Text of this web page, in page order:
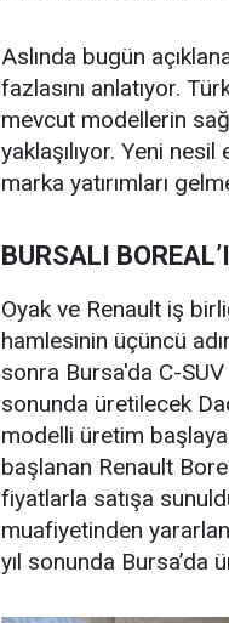
Aslında bugün
fazlasını anlatıyor.
mevcut modellerin
yaklaşılıyor. Yeni
marka yatırımları
BURSALI
Oyak ve Renault iş
hamlesinin üçüncü
sonra Bursa'da C-SUV
sonunda üretilecek
modelli üretim
başlanan Renault
fiyatlarla satışa
muafiyetinden
yıl sonunda